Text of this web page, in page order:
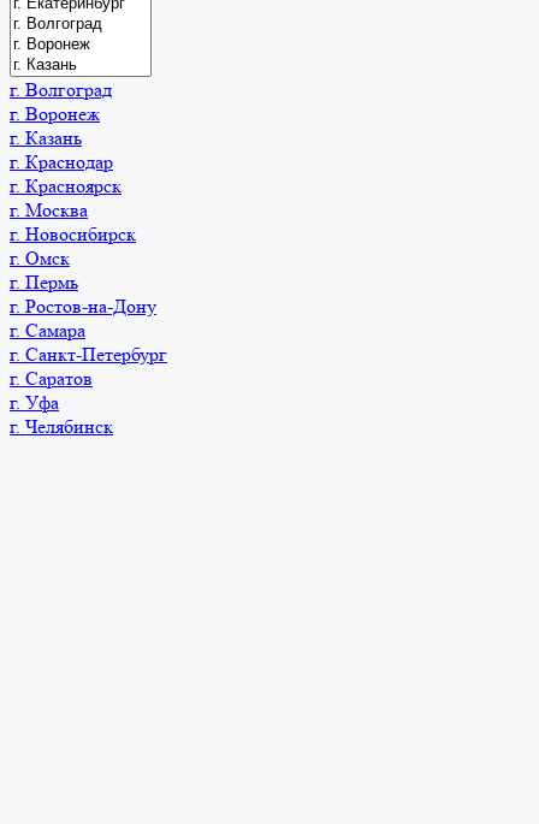
г. Волгоград
г. Воронеж
г. Казань
г. Краснодар
г. Красноярск
г. Москва
г. Новосибирск
г. Омск
г. Пермь
г. Ростов-на-Дону
г. Самара
г. Санкт-Петербург
г. Саратов
г. Уфа
г. Челябинск